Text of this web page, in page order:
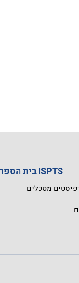
בית הספר ISPTS
מטפלים